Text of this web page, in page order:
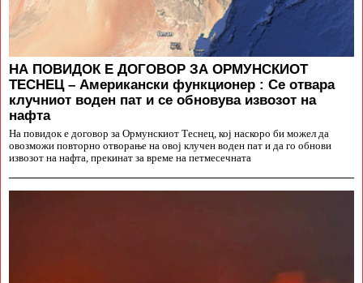
НА ПОВИДОК Е ДОГОВОР ЗА ОРМУНСКИОТ
ТЕСНЕЦ – Американски функционер : Се отвара
клучниот воден пат и се обновува извозот на
нафта
На повидок е договор за Ормунскиот Теснец, кој наскоро би можел да
овозможи повторно отворање на овој клучен воден пат и да го обнови
извозот на нафта, прекинат за време на петмесечната